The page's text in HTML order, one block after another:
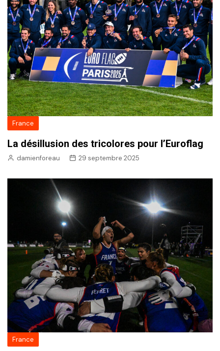
France
La désillusion des tricolores pour l’Euroflag
damienforeau 29 septembre 2025
France